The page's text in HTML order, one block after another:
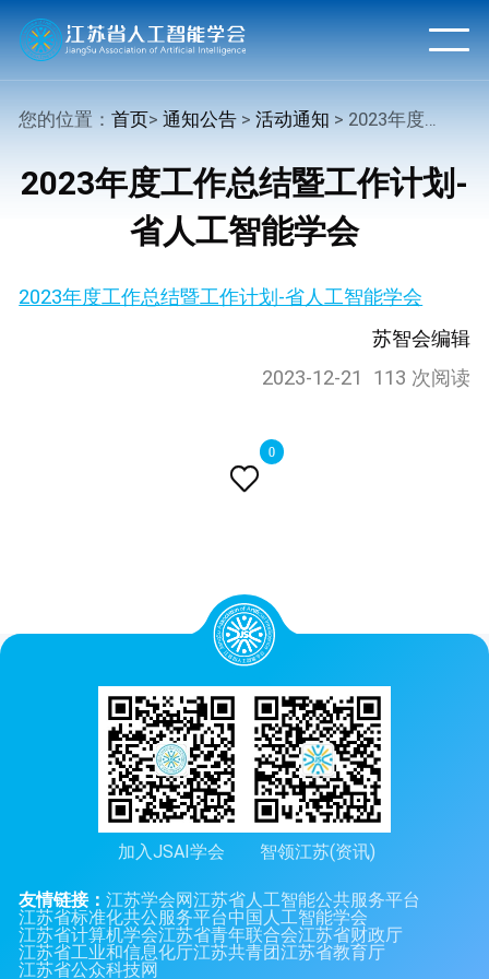
您的位置：首页>通知公告 >活动通知 > 2023年度工作总结暨工作计划-省人工智能学会

0
2023年度工作总结暨工作计划-
省人工智能学会
2023年度工作总结暨工作计划-省人工智能学会
苏智会编辑
2023-12-21
113 次阅读
加入JSAI学会 智领江苏(资讯)
友情链接：江苏学会网江苏省人工智能公共服务平台
江苏省标准化共公服务平台中国人工智能学会
江苏省计算机学会江苏省青年联合会江苏省财政厅
江苏省工业和信息化厅江苏共青团江苏省教育厅
江苏省公众科技网